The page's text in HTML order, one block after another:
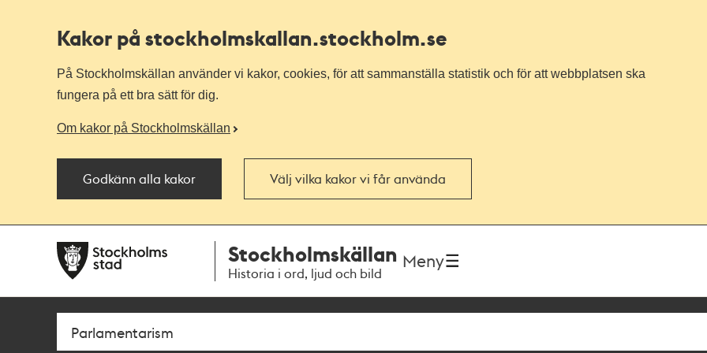
Kakor på stockholmskallan.stockholm.se
På Stockholmskällan använder vi kakor, cookies, för att sammanställa statistik och för att webbplatsen ska
fungera på ett bra sätt för dig.
Om kakor på Stockholmskällan
Godkänn alla kakor Välj vilka kakor vi får använda
navigationen
huvudinnehållet
Stockholmskällan
Historia i ord, ljud och bild
Meny
Sök